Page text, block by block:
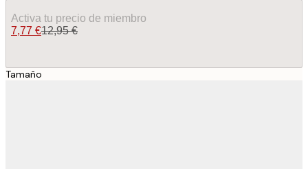
Activa tu precio de miembro
7,77 €12,95 €
Tamaño